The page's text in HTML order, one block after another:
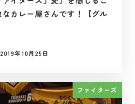
カレー屋さんです！【グル
投稿日
2019年10月25日
ファイターズ